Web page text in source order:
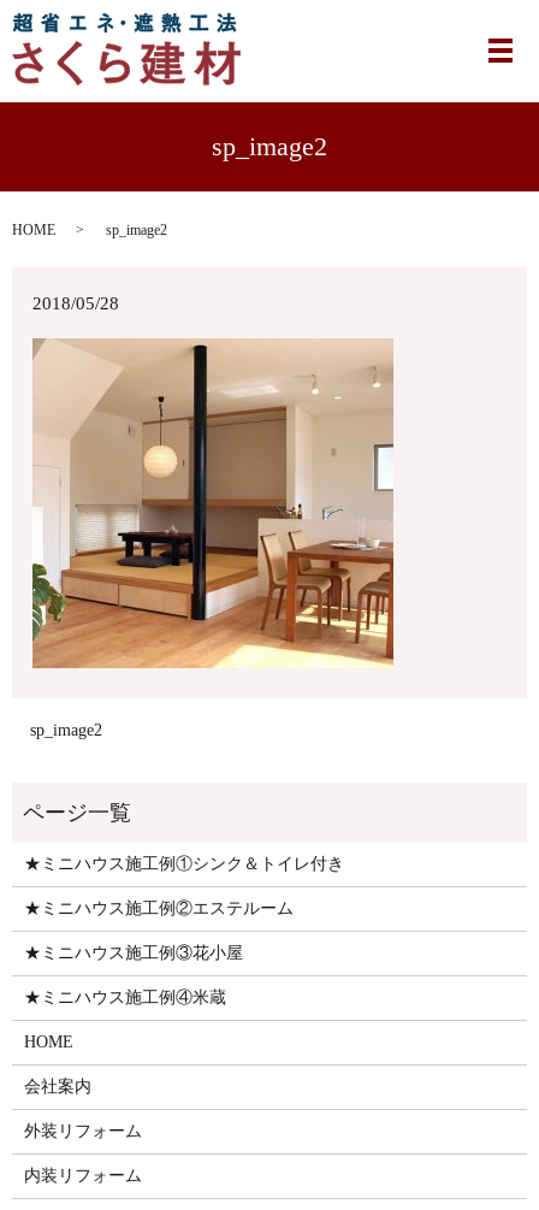
メ
sp_image2
HOME sp_image2
2018/05/28
sp_image2
★ミニハウス施工例①シンク＆トイレ付き
★ミニハウス施工例②エステルーム
★ミニハウス施工例③花小屋
★ミニハウス施工例④米蔵
HOME
会社案内
外装リフォーム
内装リフォーム